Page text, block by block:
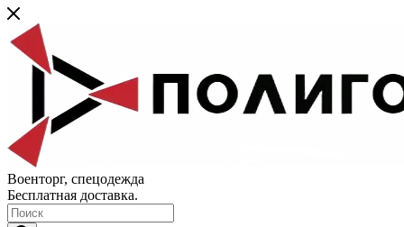
Военторг, спецодежда
Бесплатная доставка.